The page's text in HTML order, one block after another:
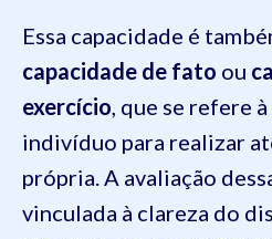
Essa capacidade é
capacidade de fato ou
exercício , que se refere
indivíduo para realizar
própria. A avaliação
vinculada à clareza do